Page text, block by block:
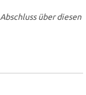
über diesen